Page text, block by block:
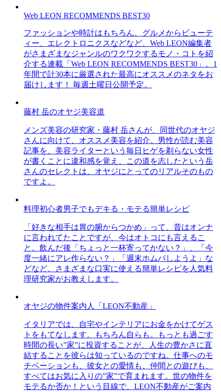
Web LEON RECOMMENDS BEST30
ファッションや時計はもちろん、グルメからビューテ
ィー、エレクトロニクスなどなど、Web LEON編集者
がさまざまなジャンルのワクワクするモノ・コトを紹
介する連載「Web LEON RECOMMENDS BEST30」。1
年間で計30本に厳選された最高にオススメのネタをお
届けします！ 毎週土曜日公開予定。
藤村 岳のオヤジ美容道
メンズ美容の研究家・藤村 岳さんが、同世代のオヤジ
さんに向けて、オススメ美容を紹介。男性が読む美容
記事を、美容ライターという毎日ヒゲを剃らない女性
が書くことに違和感を覚え、この道を志したという岳
さんのセレクトは、オヤジにとってのリアルそのもの
ですよ。
料理初心者男子でもデキる・モテる簡単レシピ
「好きな相手は胃の腑からつかめ」って、昔はオンナ
に言われてたことですが、今はオトコにも言えるこ
と。飲んだ後「ちょっと一杯寄ってかない？」、「今
度一緒にアレ作らない？」「週末ホムパしようよ」な
どなど、さまざまな口実に使える簡単レシピを人気料
理研究家がお教えします。
オヤジの物件案内人「LEON不動産」
イタリアでは、自宅やインテリアにお金をかけてゲス
トをもてなします。もちろん自らも。もっとも過ごす
時間の長い”家”に投資することが、人生の豊かさに直
結することを彼らは知っているのですね。仕事へのモ
チベーションも、彼女との愛情も、仲間との遊びも、
すべてはお気に入りの”家”で育まれます。世の物件を
モテるか否か！という目線で、LEON不動産がご案内